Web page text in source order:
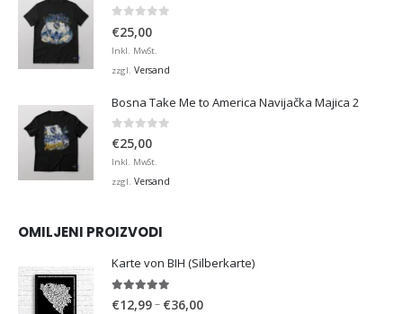
€25,00
Inkl. MwSt.
zzgl. Versand
Bosna Take Me to America Navijačka Majica 2
0 von 5
€25,00
Inkl. MwSt.
zzgl. Versand
OMILJENI PROIZVODI
Karte von BIH (Silberkarte)
€12,99– €36,00Preisspanne: